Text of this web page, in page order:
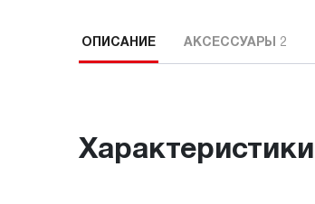
ОПИСАНИЕ АКСЕССУАРЫ 2
Характеристики